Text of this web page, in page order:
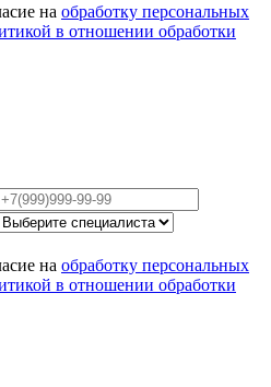
на обработку персональных
в отношении обработки
на обработку персональных
в отношении обработки